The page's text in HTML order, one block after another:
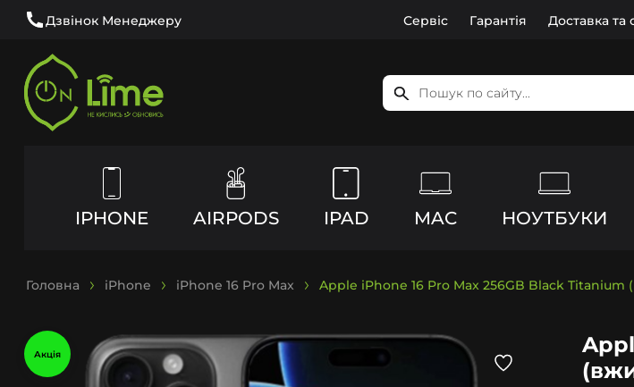
Дзвінок Менеджеру Сервіс Гарантія Доставка та
IPHONE AIRPODS IPAD MAC НОУТБУКИ
Головна iPhone iPhone 16 Pro Max Apple iPhone 16 Pro Max 256GB Black
Акція